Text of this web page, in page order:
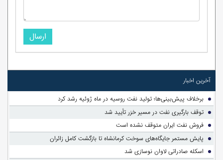
ارسال
آخرین اخبار
برخلاف پیش‌بینی‌ها؛ تولید نفت روسیه در ماه ژوئیه رشد کرد
توقف بارگیری نفت در مسیر خزر تأیید شد
فروش نفت ایران متوقف نشده است
پایش مستمر جایگاه‌های سوخت کرمانشاه تا بازگشت کامل زائران
اسکله صادراتی لاوان نوسازی شد